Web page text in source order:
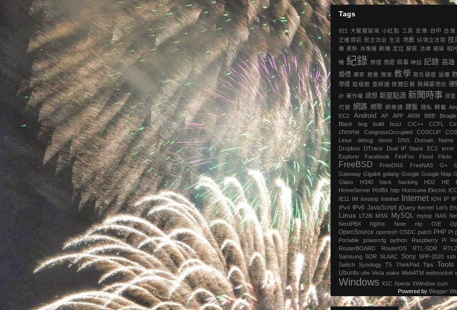
Tags
921 大猩猩玻璃 小紅點 工具 反推 台中 台灣
正確資訊
民主法治 生活 地震 ‎佔領立法院‬ 技
機 更新 肖像權 刷機 定位 服貿 法律 玻璃 相
機 紀錄 修理 旅遊 病毒 神話 記錄 高雄
婚禮 康寧 救援 敗家 教學 莫氏硬度 設備
學運 陰極管 壹網通 媒體巨獸 無線基地台 硬
計 著作權 感想 新屋點滴 新聞時事 滑鼠
代管 網路 網聚 網樂通 鍵盤 隱私 轉載
EC2
Android AP APP ARM BBB
Black
bug build buzz C/C++ CCFL
chrome ‎CongressOccupied COSCUP
Linux
debug demo DNS
Domain Name
Dropbox
DTrace Dual IP Stack EC2
error
Explorer
Facebook FireFox Fixed Flickr
FreeBSD FreeDNS FreeNAS G+
Gateway Gigabit golang Google Google Map
Glass
H340 hack hacking HD2 HE
HomeServer Hotfix http Hurricane Electric
IE11
IM innotop Intelnet Internet ION IP
IPv4 IPv6 JavaScript jQuery Kernel Let’s
Linux LT28i MSN MySQL mytop NAS
NextPBX
nginx Note ntp OIE
OpenSource openssh OSDC patch PHP Pi
Portable
powercfg python Raspberry Pi
RouterBOARD
RouterOS RTL-SDR
Samsung SDR SLAAC Sony SPP-2020 ssh
Switch Synology T5 ThinkPad Tips Tools
Ubuntu ufw Vista wake WebATM websocket
Windows X1C Xperia XWindow yum
Powered by Blogger